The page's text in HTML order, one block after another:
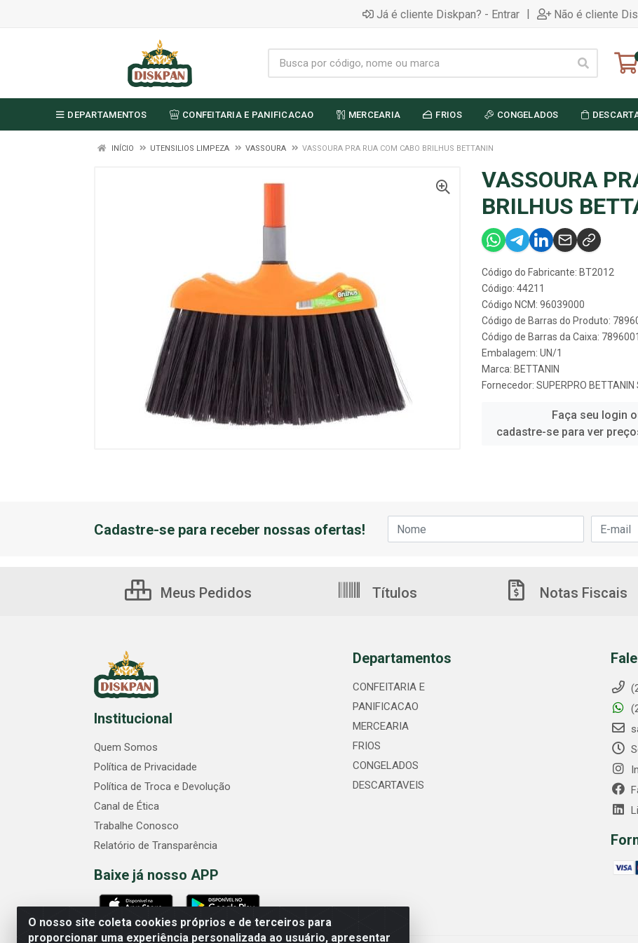
Já é cliente Diskpan? - Entrar | Não é cliente
DEPARTAMENTOS CONFEITARIA E PANIFICACAO MERCEARIA FRIOS CONGELADOS
INÍCIO UTENSILIOS LIMPEZA VASSOURA VASSOURA PRA RUA COM CABO BRILHUS BETTANIN
VASSOURA
BRILHUS
Código do Fabricante: BT2012
Código: 44211
Código NCM: 96039000
Código de Barras do Produto:
Código de Barras da Caixa:
Embalagem: UN/1
Marca: BETTANIN
Fornecedor: SUPERPRO
Faça seu login
cadastre-se para ver
O nosso site coleta cookies próprios e de terceiros para
proporcionar uma experiência personalizada ao usuário, apresentar
Cadastre-se para receber nossas ofertas!
Meus Pedidos Títulos Notas Fiscais
Institucional
Quem Somos
Política de Privacidade
Política de Troca e Devolução
Canal de Ética
Trabalhe Conosco
Relatório de Transparência
Baixe já nosso APP
Departamentos
CONFEITARIA E
PANIFICACAO
MERCEARIA
FRIOS
CONGELADOS
DESCARTAVEIS